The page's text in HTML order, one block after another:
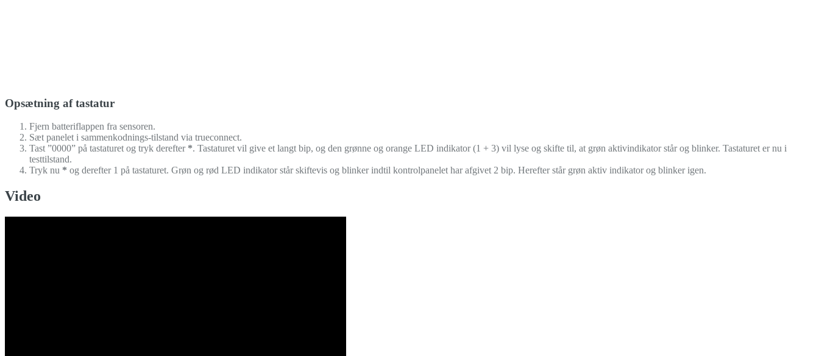
Opsætning af tastatur
Fjern batteriflappen fra sensoren.
Sæt panelet i sammenkodnings-tilstand via trueconnect.
Tast ”0000” på tastaturet og tryk derefter *. Tastaturet vil give et langt bip, og den grønne og orange LED indikator (1 + 3) vil lyse og skifte til, at grøn aktivindikator står og blinker. Tastaturet er nu i
testtilstand.
Tryk nu * og derefter 1 på tastaturet. Grøn og rød LED indikator står skiftevis og blinker indtil kontrolpanelet har afgivet 2 bip. Herefter står grøn aktiv indikator og blinker igen.
Video